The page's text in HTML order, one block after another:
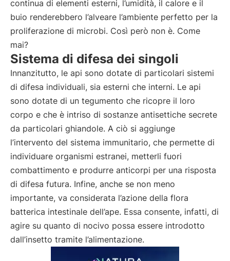
continua di elementi esterni, l’umidità, il calore e il
buio renderebbero l’alveare l’ambiente perfetto per la
proliferazione di microbi. Così però non è. Come
mai?
Sistema di difesa dei singoli
Innanzitutto, le api sono dotate di particolari sistemi
di difesa individuali, sia esterni che interni. Le api
sono dotate di un tegumento che ricopre il loro
corpo e che è intriso di sostanze antisettiche secrete
da particolari ghiandole. A ciò si aggiunge
l’intervento del sistema immunitario, che permette di
individuare organismi estranei, metterli fuori
combattimento e produrre anticorpi per una risposta
di difesa futura. Infine, anche se non meno
importante, va considerata l’azione della flora
batterica intestinale dell’ape. Essa consente, infatti, di
agire su quanto di nocivo possa essere introdotto
dall’insetto tramite l’alimentazione.